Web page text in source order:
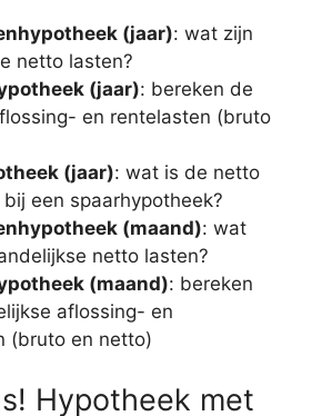
(jaar): wat zijn
netto lasten?
(jaar): bereken de
en rentelasten (bruto
(jaar): wat is de netto
een spaarhypotheek?
(maand): wat
netto lasten?
(maand): bereken
aflossing- en
(bruto en netto)
Hypotheek met